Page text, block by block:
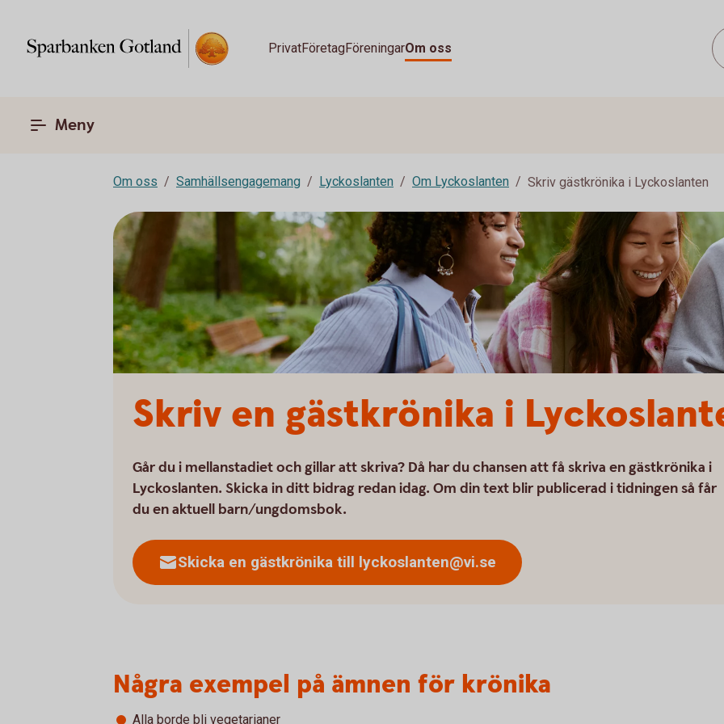
PrivatFöretagFöreningarOm oss
Meny
Om oss Samhällsengagemang Lyckoslanten Om Lyckoslanten Skriv gästkrönika i Lyckoslanten
Skriv en gästkrönika i
Går du i mellanstadiet och gillar att skriva? Då har du chansen att få skriva en gästkrönika i
Lyckoslanten. Skicka in ditt bidrag redan idag. Om din text blir publicerad i tidningen så får
du en aktuell barn/ungdomsbok.
Skicka en gästkrönika till lyckoslanten@vi.se
Några exempel på ämnen för krönika
Alla borde bli vegetarianer